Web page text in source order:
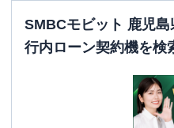
SMBCモビット 鹿児
行内ローン契約機を検